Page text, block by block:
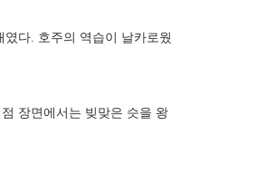
다. 호주의 역습이 날카로웠
장면에서는 빚맞은 슷을 왕